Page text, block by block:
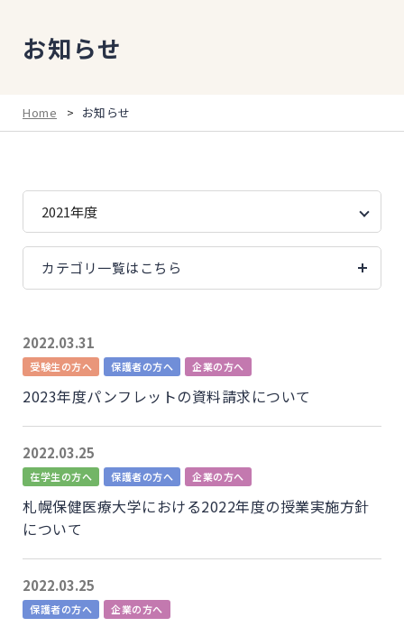
お知らせ
Home > お知らせ
カテゴリ一覧はこちら
2022.03.31
受験生の方へ 保護者の方へ 企業の方へ
2023年度パンフレットの資料請求について
2022.03.25
在学生の方へ 保護者の方へ 企業の方へ
札幌保健医療大学における2022年度の授業実施方針
について
2022.03.25
保護者の方へ 企業の方へ